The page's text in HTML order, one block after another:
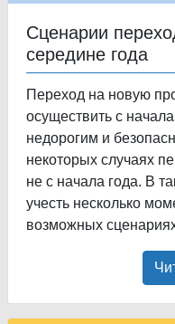
Сценарии
середине года
Переход на новую
осуществить с
недорогим и
некоторых случаях
не с начала года. В
учесть несколько
возможных